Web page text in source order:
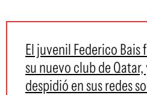
El juvenil Federico
su nuevo club de
despidió en sus redes